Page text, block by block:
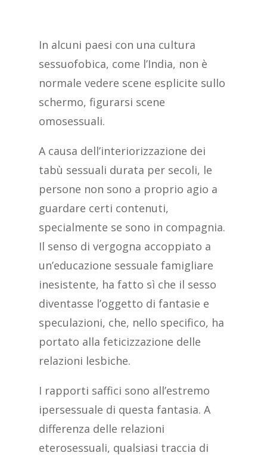
In alcuni paesi con una cultura
sessuofobica, come l’India, non è
normale vedere scene esplicite sullo
schermo, figurarsi scene
omosessuali.
A causa dell’interiorizzazione dei
tabù sessuali durata per secoli, le
persone non sono a proprio agio a
guardare certi contenuti,
specialmente se sono in compagnia.
Il senso di vergogna accoppiato a
un’educazione sessuale famigliare
inesistente, ha fatto sì che il sesso
diventasse l’oggetto di fantasie e
speculazioni, che, nello specifico, ha
portato alla feticizzazione delle
relazioni lesbiche.
I rapporti saffici sono all’estremo
ipersessuale di questa fantasia. A
differenza delle relazioni
eterosessuali, qualsiasi traccia di